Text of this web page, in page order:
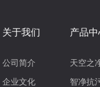
关于我们
公司简介
企业文化
产品
天空之
智净抗